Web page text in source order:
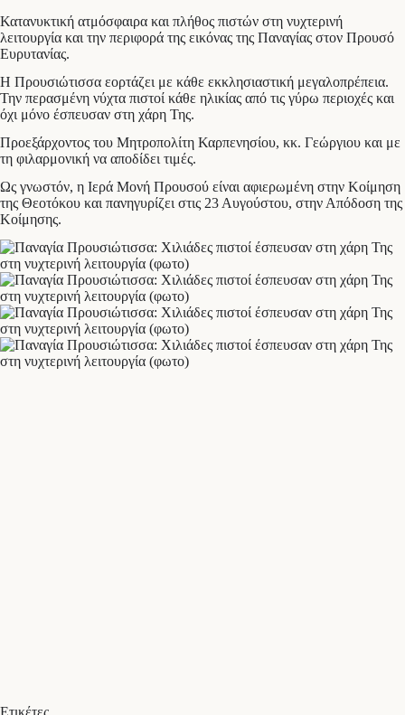
Κατανυκτική ατμόσφαιρα και πλήθος πιστών στη νυχτερινή
λειτουργία και την περιφορά της εικόνας της Παναγίας στον Προυσό
Ευρυτανίας.
Η Προυσιώτισσα εορτάζει με κάθε εκκλησιαστική μεγαλοπρέπεια.
Την περασμένη νύχτα πιστοί κάθε ηλικίας από τις γύρω περιοχές και
όχι μόνο έσπευσαν στη χάρη Της.
Προεξάρχοντος του Μητροπολίτη Καρπενησίου, κκ. Γεώργιου και με
τη φιλαρμονική να αποδίδει τιμές.
Ως γνωστόν, η Ιερά Μονή Προυσού είναι αφιερωμένη στην Κοίμηση
της Θεοτόκου και πανηγυρίζει στις 23 Αυγούστου, στην Απόδοση της
Κοίμησης.
Ετικέτες